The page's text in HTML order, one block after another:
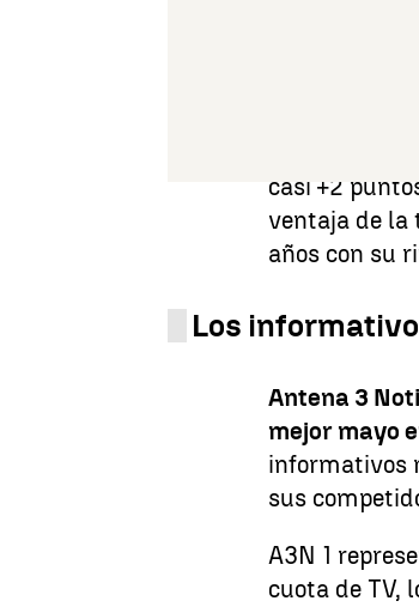
casi +2
ventaja de la
años con su
Los
Antena 3
mejor mayo
informativos
sus
A3N 1
cuota de TV,